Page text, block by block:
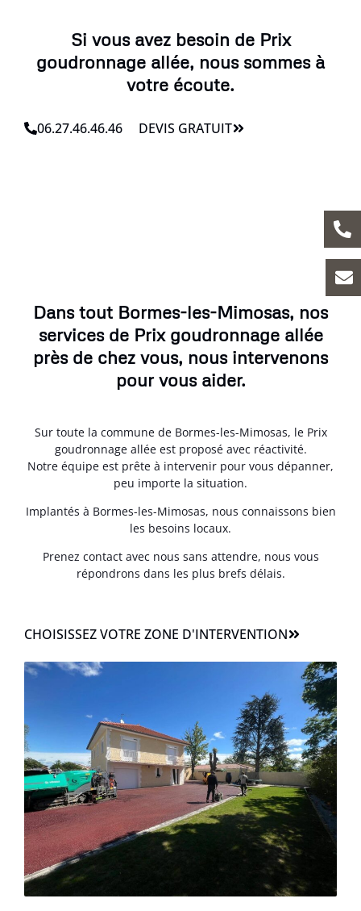
Si vous avez besoin de Prix
goudronnage allée, nous sommes à
votre écoute.
06.27.46.46.46 DEVIS GRATUIT
Dans tout Bormes-les-Mimosas, nos
services de Prix goudronnage allée
près de chez vous, nous intervenons
pour vous aider.
Sur toute la commune de Bormes-les-Mimosas, le Prix
goudronnage allée est proposé avec réactivité.
Notre équipe est prête à intervenir pour vous dépanner,
peu importe la situation.
Implantés à Bormes-les-Mimosas, nous connaissons bien
les besoins locaux.
Prenez contact avec nous sans attendre, nous vous
répondrons dans les plus brefs délais.
CHOISISSEZ VOTRE ZONE D'INTERVENTION